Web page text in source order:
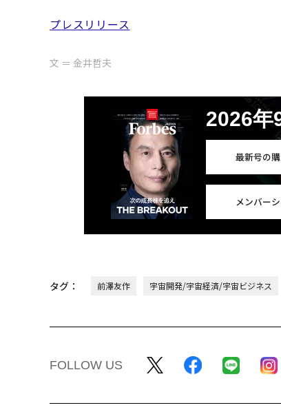
プレスリリース
文 ＝ 金井哲夫
2026年
最新号の
メンバー
タグ： 前澤友作 宇宙開発/宇宙経済/宇宙ビジネス
FOLLOW US